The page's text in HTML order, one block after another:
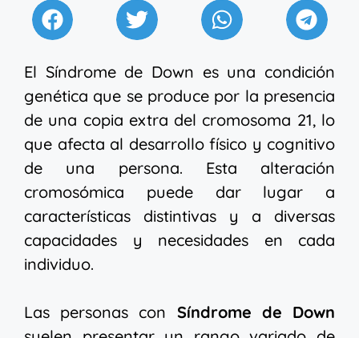
El Síndrome de Down es una condición
genética que se produce por la presencia
de una copia extra del cromosoma 21, lo
que afecta al desarrollo físico y cognitivo
de una persona. Esta alteración
cromosómica puede dar lugar a
características distintivas y a diversas
capacidades y necesidades en cada
individuo.
Las personas con Síndrome de Down